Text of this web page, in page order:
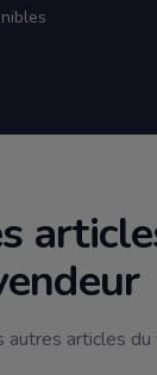
autres articles du